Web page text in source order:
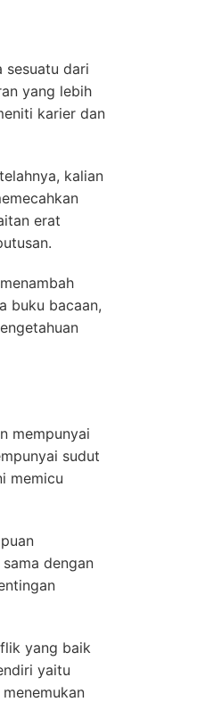
sesuatu dari
yang lebih
karier dan
kalian
erat
buku bacaan,
mempunyai
sudut
memicu
dengan
yang baik
yaitu